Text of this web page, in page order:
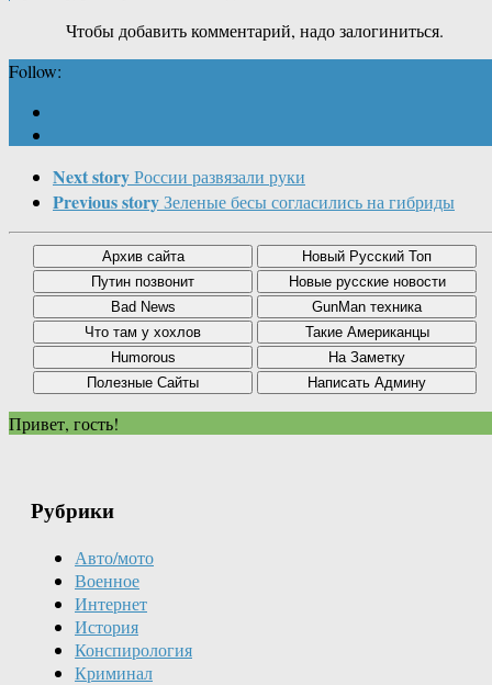
Чтобы добавить комментарий, надо залогиниться.
Follow:
Next storyРоссии развязали руки
Previous storyЗеленые бесы согласились на гибриды
Привет, гость!
Рубрики
Авто/мото
Военное
Интернет
История
Конспирология
Криминал